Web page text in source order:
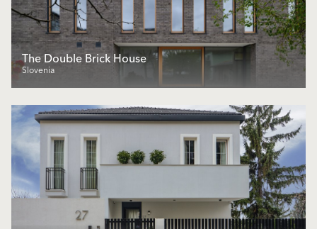
The Double Brick House
Slovenia